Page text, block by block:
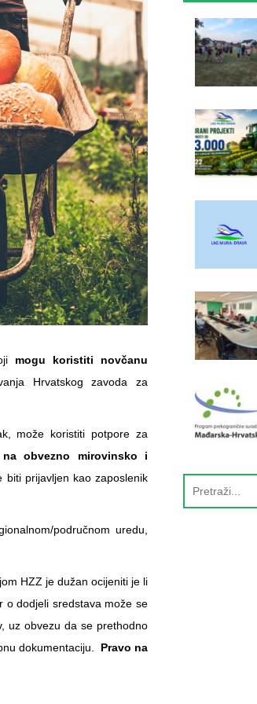
mogu
koristiti novčanu
Hrvatskog zavoda za
može koristiti potpore za
obvezno mirovinsko i
biti prijavljen kao zaposlenik
područnom uredu,
HZZ je dužan ocijeniti je li
o dodjeli sredstava može se
uz obvezu da se prethodno
dokumentaciju. Pravo na